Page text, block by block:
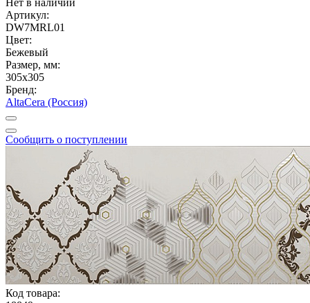
Артикул:
DW7MRL01
Цвет:
Бежевый
Размер, мм:
305x305
Бренд:
AltaCera (Россия)
Сообщить о поступлении
Код товара: